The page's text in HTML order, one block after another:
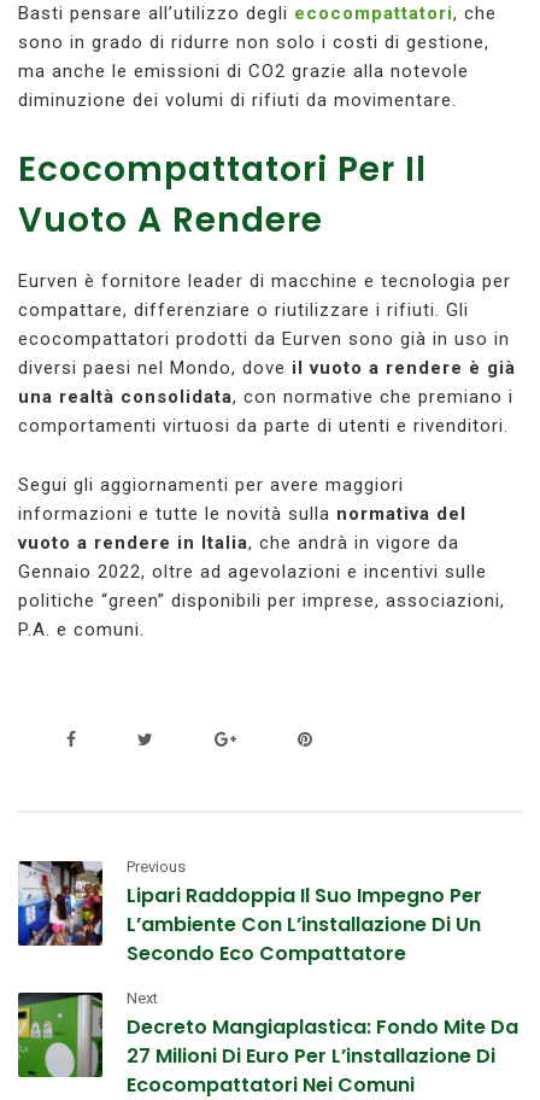
Basti pensare all’utilizzo degli ecocompattatori, che
sono in grado di ridurre non solo i costi di gestione,
ma anche le emissioni di CO2 grazie alla notevole
diminuzione dei volumi di rifiuti da movimentare.
Ecocompattatori Per Il
Vuoto A Rendere
Eurven è fornitore leader di macchine e tecnologia per
compattare, differenziare o riutilizzare i rifiuti. Gli
ecocompattatori prodotti da Eurven sono già in uso in
diversi paesi nel Mondo, dove il vuoto a rendere è già
una realtà consolidata, con normative che premiano i
comportamenti virtuosi da parte di utenti e rivenditori.
Segui gli aggiornamenti per avere maggiori
informazioni e tutte le novità sulla normativa del
vuoto a rendere in Italia, che andrà in vigore da
Gennaio 2022, oltre ad agevolazioni e incentivi sulle
politiche “green” disponibili per imprese, associazioni,
P.A. e comuni.
Previous
Lipari Raddoppia Il Suo Impegno Per
L’ambiente Con L’installazione Di Un
Secondo Eco Compattatore
Next
Decreto Mangiaplastica: Fondo Mite Da
27 Milioni Di Euro Per L’installazione Di
Ecocompattatori Nei Comuni